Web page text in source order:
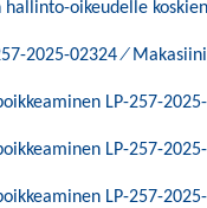
hallinto-oikeudelle
2025-02324 ⁄
LP-257-
LP-257-
LP-257-